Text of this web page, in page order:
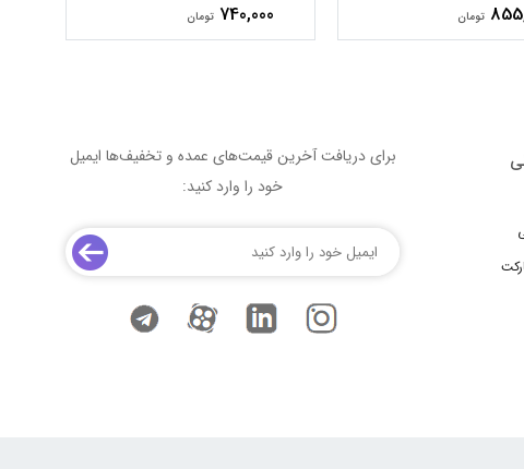
تومان 740,000 تومان
برای دریافت آخرین قیمت‌های عمده و تخفیف‌ها ایمیل
خود را وارد کنید: